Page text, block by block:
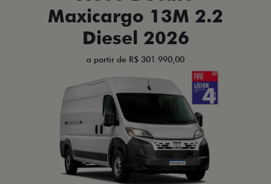
Maxicargo 13M 2.2
Diesel 2026
a partir de R$ 301.990,00